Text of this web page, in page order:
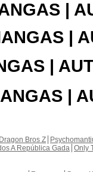
|
|
|
|
Bros Z
A República Gada Only